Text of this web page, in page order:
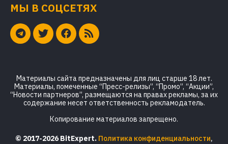
МЫ В СОЦСЕТЯХ
Материалы сайта предназначены для лиц старше 18 лет.
Материалы, помеченные “Пресс-релизы”, “Промо”, “Акции”,
“Новости партнеров”, размещаются на правах рекламы, за их
содержание несет ответственность рекламодатель.
Копирование материалов запрещено.
© 2017-2026 BitExpert. Политика конфиденциальности,